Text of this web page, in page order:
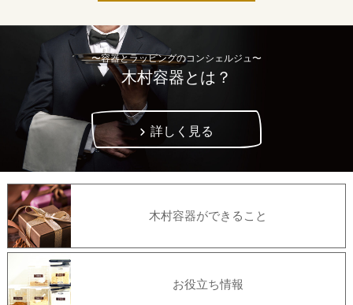
〜容器とラッピングのコンシェルジュ〜
木村容器とは？
詳しく見る
木村容器ができること
お役立ち情報